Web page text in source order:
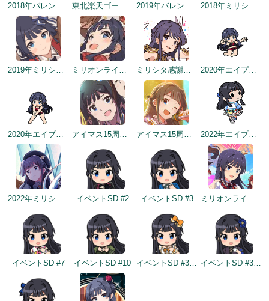
2018年バレンタインデー公式ツイート 東北楽天ゴールデンイーグルスコラボトップ絵 2019年バレンタイントップ画面 2018年ミリシタ感謝祭
2019年ミリシタ2周年カウントダウン（3日前） ミリオンライブ7周年記念イラスト（トップ画面） ミリシタ感謝祭2019～2020 2020年エイプリルフールネタ
2020年エイプリルフールネタ アイマス15周年記念 アイマス15周年記念 2022年エイプリルフールネタ
2022年ミリシタ5周年トップ画面 イベントSD #2 イベントSD #3 ミリオンライブ10周年記念トップ画面
イベントSD #7 イベントSD #10 イベントSD #370 イベントSD #379